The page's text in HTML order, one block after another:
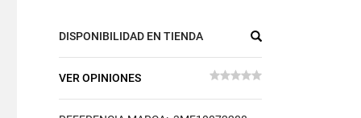
DISPONIBILIDAD EN TIENDA
VER OPINIONES